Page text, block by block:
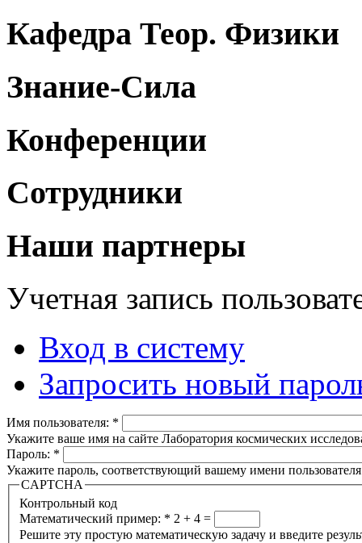
Кафедра Теор. Физики
Знание-Сила
Конференции
Сотрудники
Наши партнеры
Учетная запись
Вход в систему
Запросить новый
Имя пользователя: *
Укажите ваше имя на сайте Лаборатория космических
Пароль: *
Укажите пароль, соответствующий вашему имени
CAPTCHA
Контрольный код
Математический пример: * 2 + 4 =
Решите эту простую математическую задачу и введите